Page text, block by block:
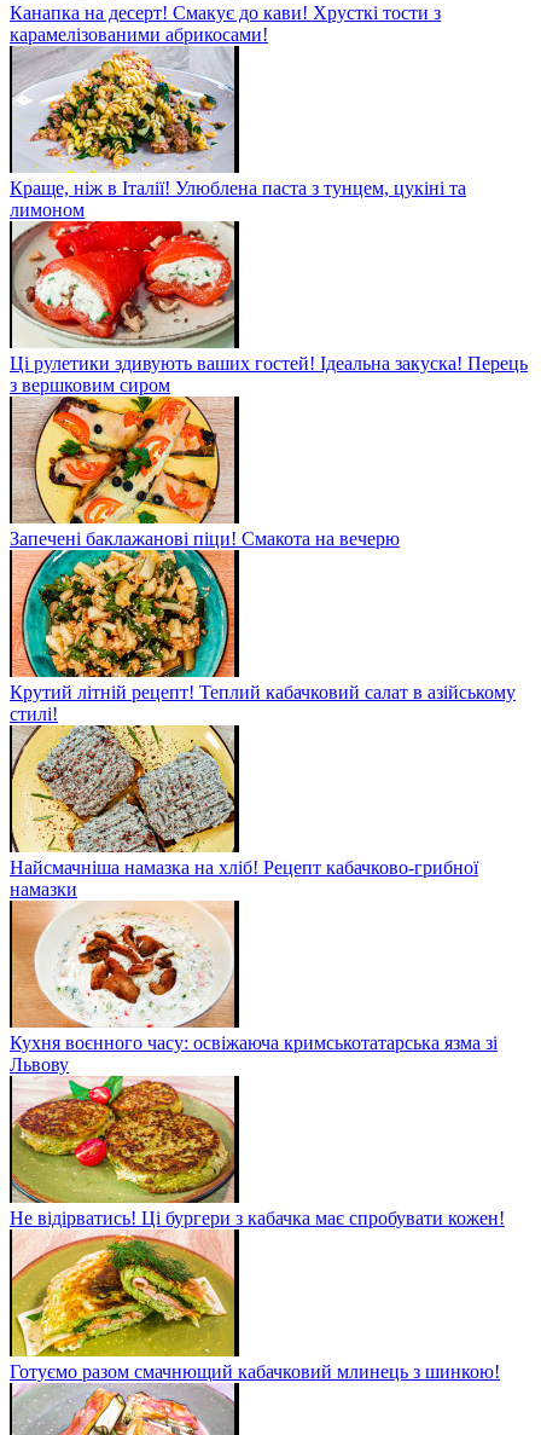
Канапка на десерт! Смакує до кави! Хрусткі тости з
карамелізованими абрикосами!
Краще, ніж в Італії! Улюблена паста з тунцем, цукіні та
лимоном
Ці рулетики здивують ваших гостей! Ідеальна закуска! Перець
з вершковим сиром
Запечені баклажанові піци! Смакота на вечерю
Крутий літній рецепт! Теплий кабачковий салат в азійському
стилі!
Найсмачніша намазка на хліб! Рецепт кабачково-грибної
намазки
Кухня воєнного часу: освіжаюча кримськотатарська язма зі
Львову
Не відірватись! Ці бургери з кабачка має спробувати кожен!
Готуємо разом смачнющий кабачковий млинець з шинкою!